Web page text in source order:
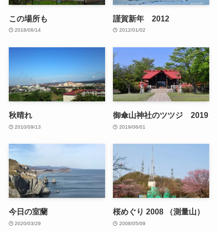
この場所も
2018/06/14
謹賀新年 2012
2012/01/02
秋晴れ
2010/09/13
御傘山神社のツツジ 2019
2019/06/01
今日の室蘭
2020/03/29
桜めぐり 2008 （測量山）
2008/05/09